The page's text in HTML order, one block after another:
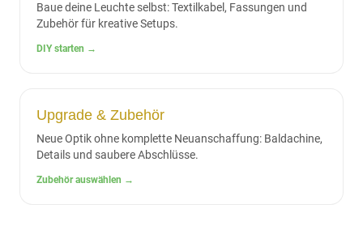
Baue deine Leuchte selbst: Textilkabel, Fassungen und
Zubehör für kreative Setups.
DIY starten →
Upgrade & Zubehör
Neue Optik ohne komplette Neuanschaffung: Baldachine,
Details und saubere Abschlüsse.
Zubehör auswählen →